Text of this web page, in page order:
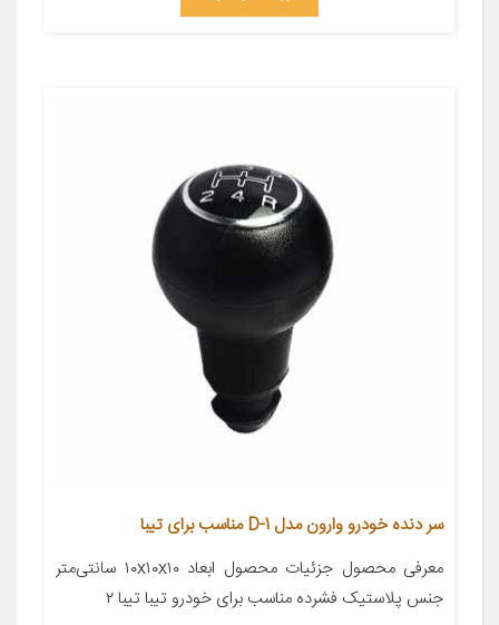
سر دنده خودرو وارون مدل D-1 مناسب برای تیبا
معرفی محصول جزئیات محصول ابعاد ۱۰x۱۰x۱۰ سانتی‌متر
جنس پلاستیک فشرده مناسب برای خودرو تیبا تیبا ۲